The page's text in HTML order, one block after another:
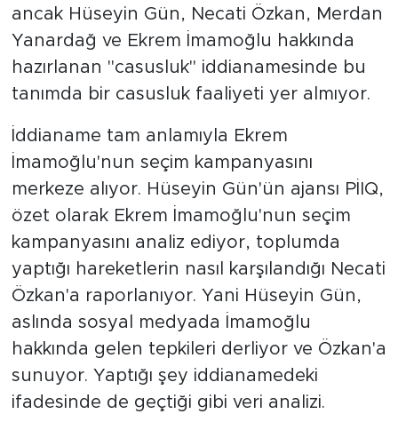
ancak Hüseyin Gün, Necati Özkan, Merdan
Yanardağ ve Ekrem İmamoğlu hakkında
hazırlanan "casusluk" iddianamesinde bu
tanımda bir casusluk faaliyeti yer almıyor.
İddianame tam anlamıyla Ekrem
İmamoğlu'nun seçim kampanyasını
merkeze alıyor. Hüseyin Gün'ün ajansı PİIQ,
özet olarak Ekrem İmamoğlu'nun seçim
kampanyasını analiz ediyor, toplumda
yaptığı hareketlerin nasıl karşılandığı Necati
Özkan'a raporlanıyor. Yani Hüseyin Gün,
aslında sosyal medyada İmamoğlu
hakkında gelen tepkileri derliyor ve Özkan'a
sunuyor. Yaptığı şey iddianamedeki
ifadesinde de geçtiği gibi veri analizi.